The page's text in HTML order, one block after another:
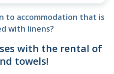
to accommodation that is
with linens?
with the rental of
towels!